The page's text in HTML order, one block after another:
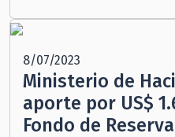
8/07/2023
Ministerio de
aporte por US$
Fondo de